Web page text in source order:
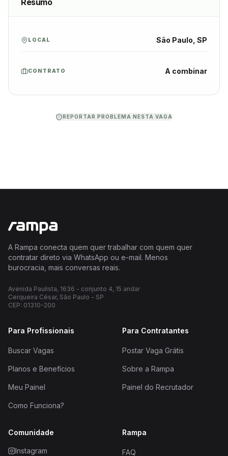
LOCAL São Paulo, SP
CONTRATO A combinar
REPORTAR PROBLEMA NESTA VAGA
A Rampa conecta quem quer trabalhar com quem quer
contratar direto via WhatsApp ou e-mail. Menos
burocracia, mais conversas reais.
Avenida Paulista, 1636 - conjunto 4, 15 andar
Cerqueira César, São Paulo - SP
CEP: 01310-200
Para Profissionais
Buscar Vagas
Planos e Benefícios
Meu Painel
Como Funciona?
Para Contratantes
Postar Vaga Grátis
Sobre a Rampa
Painel do Recrutador
Comunidade
Instagram
Rampa
FAQ